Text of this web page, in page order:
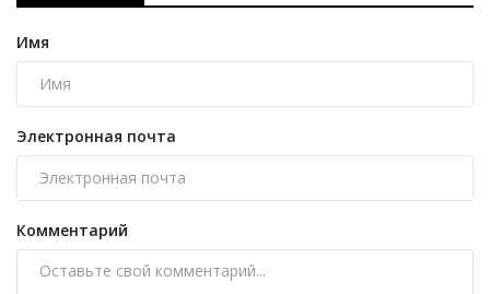
Имя
Электронная почта
Комментарий